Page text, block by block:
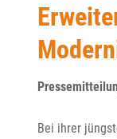
Bei ihrer